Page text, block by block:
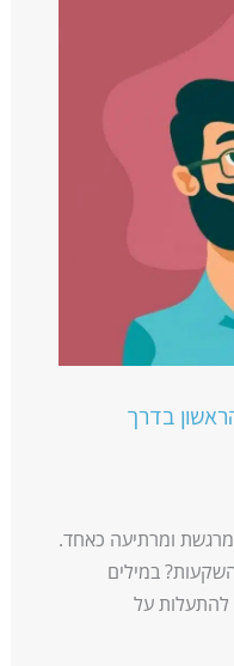
בדרך
מרגשת ומרתיעה כאחד.
במילים
להתעלות על